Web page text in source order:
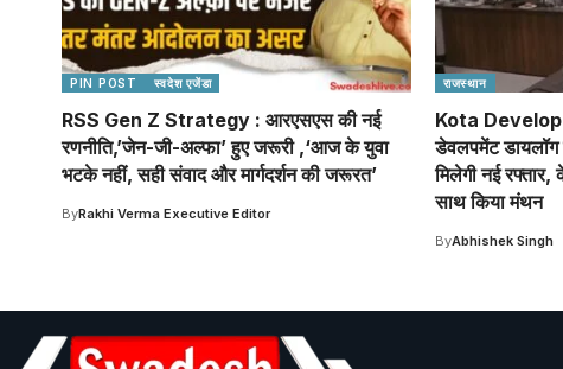
PIN POST स्वदेश एजेंडा
RSS Gen Z Strategy : आरएसएस की नई
रणनीति,’जेन-जी-अल्फा’ हुए जरूरी ,‘आज के युवा
भटके नहीं, सही संवाद और मार्गदर्शन की जरूरत’
ByRakhi Verma Executive Editor
राजस्थान
Kota
डेवलपमेंट
मिलेगी नई
साथ किया मंथन
ByAbhishek Singh